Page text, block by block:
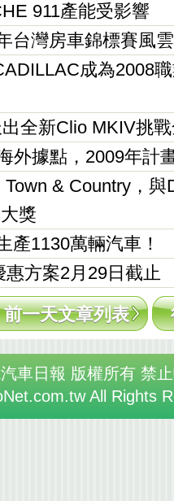
911產能受影響
台灣房車錦標賽風
成為2008
全新Clio MKIV挑
外據點，2009年計
& Country，與
獎
產1130萬輛汽車！
方案2月29日截止
前一天文章列表
車日報 版權所有 禁
All Rights